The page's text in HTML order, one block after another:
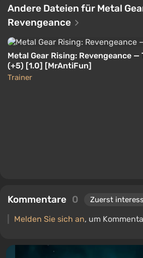
Andere Dateien für Metal
Revengeance
Metal Gear Rising: Revengeance —
(+5) [1.0] [MrAntiFun]
Trainer
Kommentare 0
Melden Sie sich an, um